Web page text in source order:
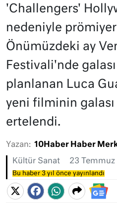
'Challengers'
nedeniyle
Önümüzdeki ay
Festivali'nde galası
planlanan Luca
yeni filminin
ertelendi.
Yazan: 10Haber Haber
Kültür Sanat 23 Temmuz
Bu haber 3 yıl önce yayınlandı